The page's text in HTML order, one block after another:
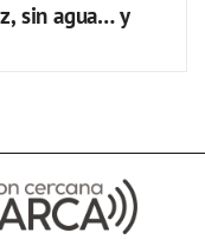
sin agua… y